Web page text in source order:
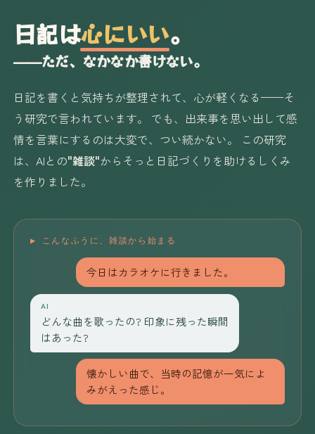
日記は心にいい。
——ただ、なかなか書けない。
日記を書くと気持ちが整理されて、心が軽くなる——そ
う研究で言われています。 でも、出来事を思い出して感
情を言葉にするのは大変で、つい続かない。 この研究
は、AIとの"雑談"からそっと日記づくりを助けるしくみ
を作りました。
▶ こんなふうに、雑談から始まる
今日はカラオケに行きました。
AI
どんな曲を歌ったの? 印象に残った瞬間
はあった?
懐かしい曲で、当時の記憶が一気によ
みがえった感じ。